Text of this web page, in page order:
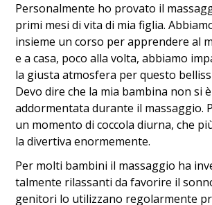
Personalmente ho provato il
primi mesi di vita di mia figlia.
insieme un corso per apprendere al
e a casa, poco alla volta, abbiamo
la giusta atmosfera per questo
Devo dire che la mia bambina non si
addormentata durante il massaggio.
un momento di coccola diurna, che
la divertiva enormemente.
Per molti bambini il massaggio ha
talmente rilassanti da favorire il
genitori lo utilizzano regolarmente